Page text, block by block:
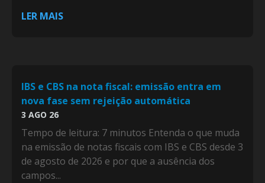
LER MAIS
IBS e CBS na nota fiscal: emissão entra em
nova fase sem rejeição automática
3 AGO 26
Tempo de leitura: 7 minutos Entenda o que muda
na emissão de notas fiscais com IBS e CBS desde 3
de agosto de 2026 e por que a ausência dos
campos...